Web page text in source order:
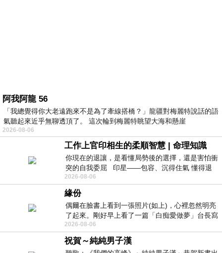
阿我阿龍 56
「我總覺得你大老遠跑來不是為了牽線搭橋？」龍疆對梅麗特說話的語
氣聽起來近乎無聊透頂了。 這次輪到梅麗特眺望大海和懸崖
2026-08-06
工作上官印相生的柔順智慧 | 命理知識
你現在的退讓，是看懂局勢後的選擇，還是害怕衝
突的自我委屈 印星——包容、沉得住氣 懂得退
一步觀察，不會
2026-08-06
緣份
偶爾在臉書上看到一張照片(如上)，心裡忽然明亮
了起來。剛好早上看了一篇「白痴愛做夢」台長寫
的貼文，在回顧年輕時瘋狂愛上
2026-08-06
祝賀～純純男子漢